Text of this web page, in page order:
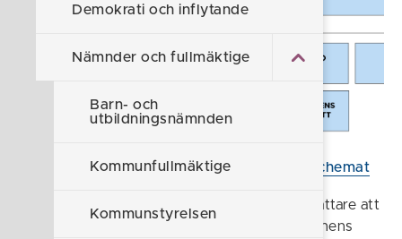
Demokrati och inflytande
Nämnder och fullmäktige
Barn- och
utbildningsnämnden
Kommunfullmäktige
Kommunstyrelsen
Klicka här för större bild på organisationsschemat
I Söderköping väljs 39 politiker samt 25 ersättare att
sitta i Kommunfullmäktige och styra kommunens